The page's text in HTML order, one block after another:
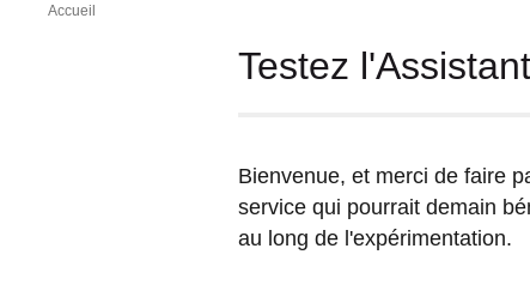
S
U
V
E
L
Fil
Accueil
Testez
Bienvenue, et merci de faire
service qui pourrait demain
au long de l'expérimentation.